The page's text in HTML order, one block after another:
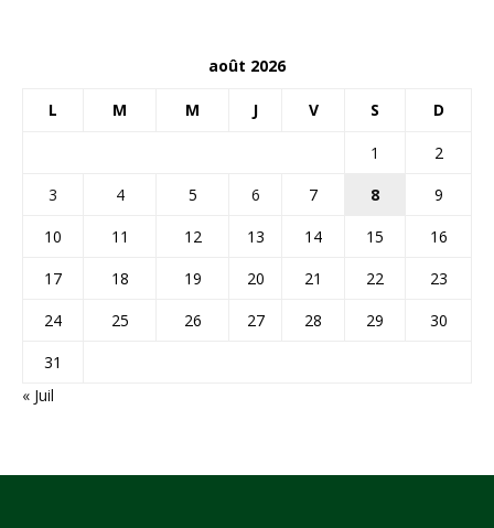
août 2026
L M M J V S D
1
2
3
4 5 6 7 8
9
10
11 12 13 14 15
16
17
18 19 20 21 22
23
24
25 26 27 28 29
30
31
« Juil